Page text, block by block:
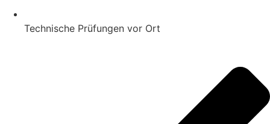
Technische Prüfungen vor Ort